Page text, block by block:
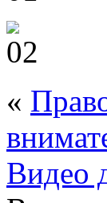
«
Видео